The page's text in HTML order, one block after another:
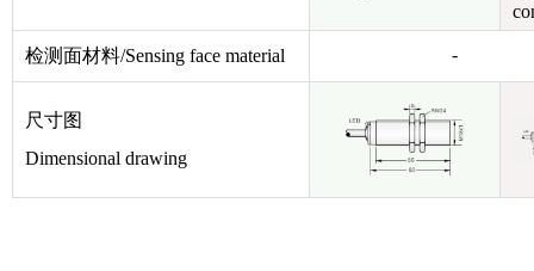
检测面材料/Sensing face material -
尺寸图
Dimensional drawing